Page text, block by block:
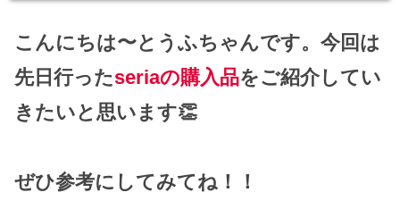
こんにちは〜とうふちゃんです。今回は
先日行ったseriaの購入品をご紹介してい
きたいと思います👏
ぜひ参考にしてみてね！！